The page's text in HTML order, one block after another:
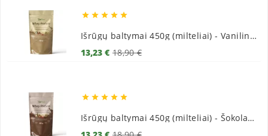
    
Išrūgų baltymai 450g (milteliai) - Vaniliniai
13,23 € 18,90 €
    
Išrūgų baltymai 450g (milteliai) - Šokoladiniai